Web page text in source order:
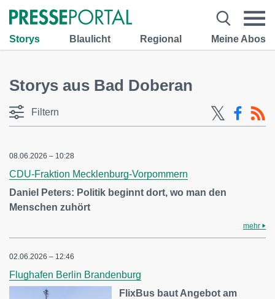
Storys Blaulicht Regional Meine Abos
Storys aus Bad Doberan
Filtern
08.06.2026 – 10:28
CDU-Fraktion Mecklenburg-Vorpommern
Daniel Peters: Politik beginnt dort, wo man den
Menschen zuhört
mehr
02.06.2026 – 12:46
Flughafen Berlin Brandenburg
FlixBus baut Angebot am